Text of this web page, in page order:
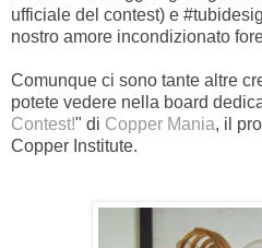
ufficiale del contest) e
nostro amore incondizionato
Comunque ci sono tante altre
potete vedere nella board
Contest!" di Copper Mania, il
Copper Institute.